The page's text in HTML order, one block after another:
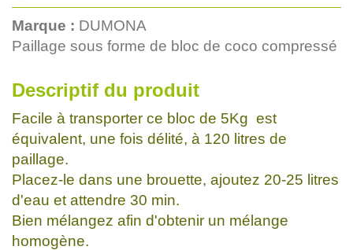
Marque : DUMONA
Paillage sous forme de bloc de coco compressé
Descriptif du produit
Facile à transporter ce bloc de 5Kg est
équivalent, une fois délité, à 120 litres de
paillage.
Placez-le dans une brouette, ajoutez 20-25 litres
d'eau et attendre 30 min.
Bien mélangez afin d'obtenir un mélange
homogène.